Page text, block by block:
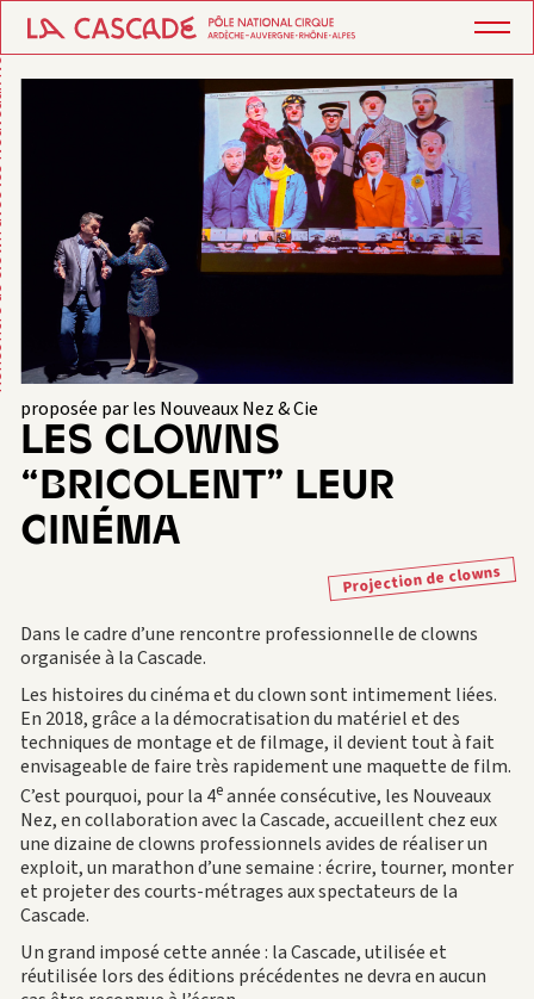
proposée par les Nouveaux Nez & Cie
LES CLOWNS
“BRICOLENT” LEUR
CINÉMA
Projection de clowns
Dans le cadre d’une rencontre professionnelle de clowns
organisée à la Cascade.
Les histoires du cinéma et du clown sont intimement liées.
En 2018, grâce a la démocratisation du matériel et des
techniques de montage et de filmage, il devient tout à fait
envisageable de faire très rapidement une maquette de film.
C’est pourquoi, pour la 4eannée consécutive, les Nouveaux
Nez, en collaboration avec la Cascade, accueillent chez eux
une dizaine de clowns professionnels avides de réaliser un
exploit, un marathon d’une semaine : écrire, tourner, monter
et projeter des courts-métrages aux spectateurs de la
Cascade.
Un grand imposé cette année : la Cascade, utilisée et
réutilisée lors des éditions précédentes ne devra en aucun